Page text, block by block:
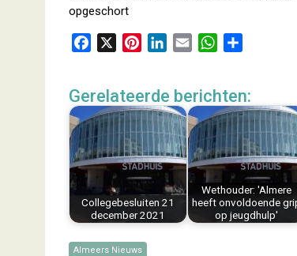
opgeschort
e
b
o
o
t
e
r
e
s
t
k
e
d
I
n
i
l
W
t
s
p
e
n
Gerelateerde berichten:
Collegebesluiten 21
december 2021
Wethouder: 'Almere
heeft onvoldoende
op jeugdhulp'
Almeers Nieuws